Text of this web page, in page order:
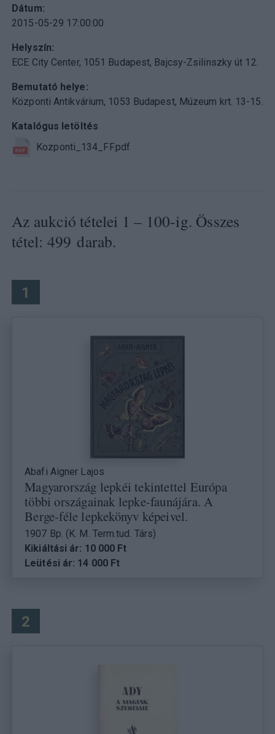
Dátum
2015-05-29 17:00:00
Helyszín
ECE City Center, 1051 Budapest, Bajcsy-Zsilinszky út 12.
Bemutató helye
Központi Antikvárium, 1053 Budapest, Múzeum krt. 13-15.
Katalógus letöltés
Kozponti_134_FF.pdf
Az aukció tételei 1 – 100-ig. Összes
tétel: 499 darab.
1
Abafi Aigner Lajos
Magyarország lepkéi tekintettel Európa
többi országainak lepke-faunájára. A
Berge-féle lepkekönyv képeivel.
1907 Bp. (K. M. Term.tud. Társ)
Kikiáltási ár: 10 000 Ft
Leütési ár: 14 000 Ft
2